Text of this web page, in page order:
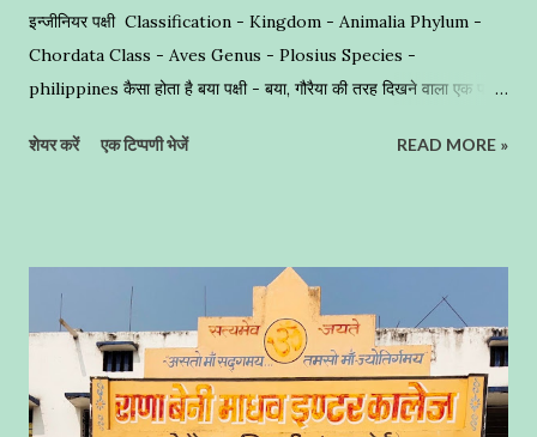
इन्जीनियर पक्षी Classification - Kingdom - Animalia Phylum -
Chordata Class - Aves Genus - Plosius Species -
philippines कैसा होता है बया पक्षी - बया, गौरैया की तरह दिखने वाला एक पक्षी
घोंसलों का निर्माण - यह नन्हा सा पक्षी घास के छोटे-छोटे तिनको और पत्तियों को
पेश करते हैं । शायद इनके घोंसलों का निर्माण नर पक्षियों द्वारा किया जाता है । इन्हें
आप पक्षियों का इंजीनियर कहें तो अतिश्योक्ति न होगी । यह समूह में रहना पसन्द
करते हैैं , क्योंकि इसकी वजह से इसके बच्चों को परभक्षियों से सुरक्षा प्रदान होती है
। बया प्रजाति के पक्षी पूरे भारतीय उपमहादीप और दक्षिण पूर्वी एशिया में देखने को
मिलते है। इनका स्वर चीं ...
शेयर करें एक टिप्पणी भेजें READ MORE »